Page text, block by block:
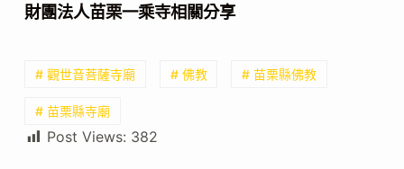
財團法人苗栗一乘寺相關分享
# 觀世音菩薩寺廟 # 佛教 # 苗栗縣佛教
# 苗栗縣寺廟
Post Views: 382